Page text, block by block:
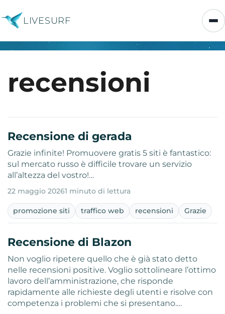
LIVESURF
recensioni
Recensione di gerada
Grazie infinite! Promuovere gratis 5 siti è fantastico:
sul mercato russo è difficile trovare un servizio
all’altezza del vostro!…
22 maggio 20261 minuto di lettura
promozione siti traffico web recensioni Grazie
Recensione di Blazon
Non voglio ripetere quello che è già stato detto
nelle recensioni positive. Voglio sottolineare l’ottimo
lavoro dell’amministrazione, che risponde
rapidamente alle richieste degli utenti e risolve con
competenza i problemi che si presentano.…